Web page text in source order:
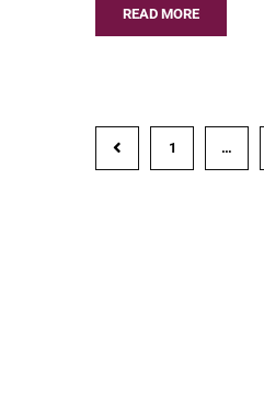
READ MORE
1 …